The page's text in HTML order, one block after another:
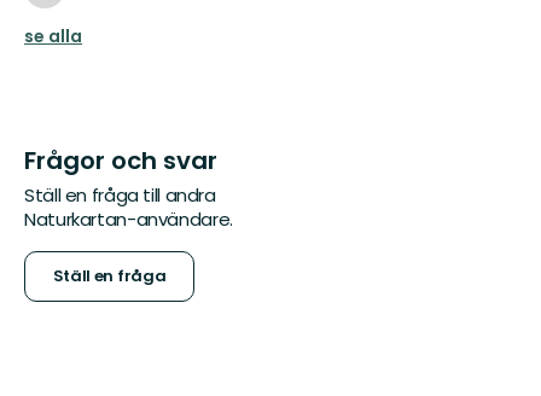
se alla
Frågor och svar
Ställ en fråga till andra
Naturkartan-användare.
Ställ en fråga